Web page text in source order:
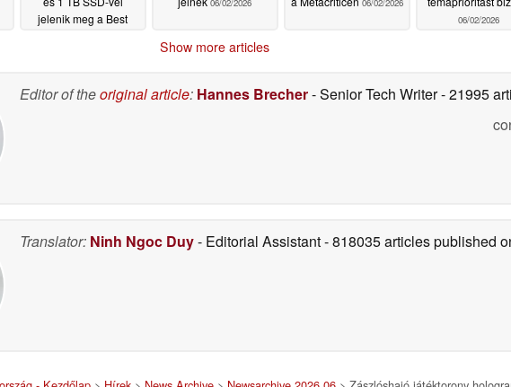
jelenik meg a Best
06/02/2026 06/02/2026
06/02/2026
Show more articles
Editor of theoriginal article: Hannes Brecher- Senior Tech Writer- 21995
Translator: Ninh Ngoc Duy- Editorial Assistant- 818035 articles published